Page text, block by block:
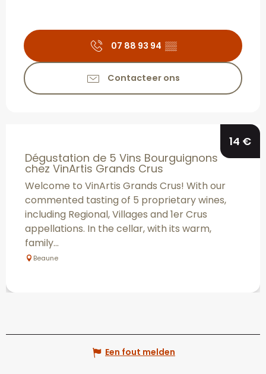
07 88 93 94 ▒▒
Contacteer ons
14 €
Dégustation de 5 Vins Bourguignons
chez VinArtis Grands Crus
Welcome to VinArtis Grands Crus! With our
commented tasting of 5 proprietary wines,
including Regional, Villages and 1er Crus
appellations. In the cellar, with its warm,
family...
Beaune
Een fout melden